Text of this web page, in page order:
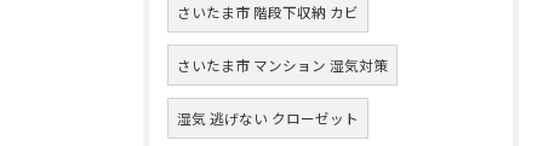
さいたま市 階段下収納 カビ
さいたま市 マンション 湿気対策
湿気 逃げない クローゼット